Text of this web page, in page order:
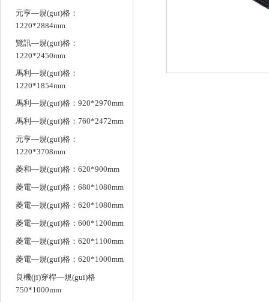
元亨—規(guī)格：
1220*2884mm
覽訊—規(guī)格：
1220*2450mm
馬利—規(guī)格：
1220*1854mm
馬利—規(guī)格：920*2970mm
馬利—規(guī)格：760*2472mm
元亨—規(guī)格：
1220*3708mm
菱和—規(guī)格：620*900mm
菱電—規(guī)格：680*1080mm
菱電—規(guī)格：620*1080mm
菱電—規(guī)格：600*1200mm
菱電—規(guī)格：620*1100mm
菱電—規(guī)格：620*1000mm
良機(jī)穿桿—規(guī)格
750*1000mm